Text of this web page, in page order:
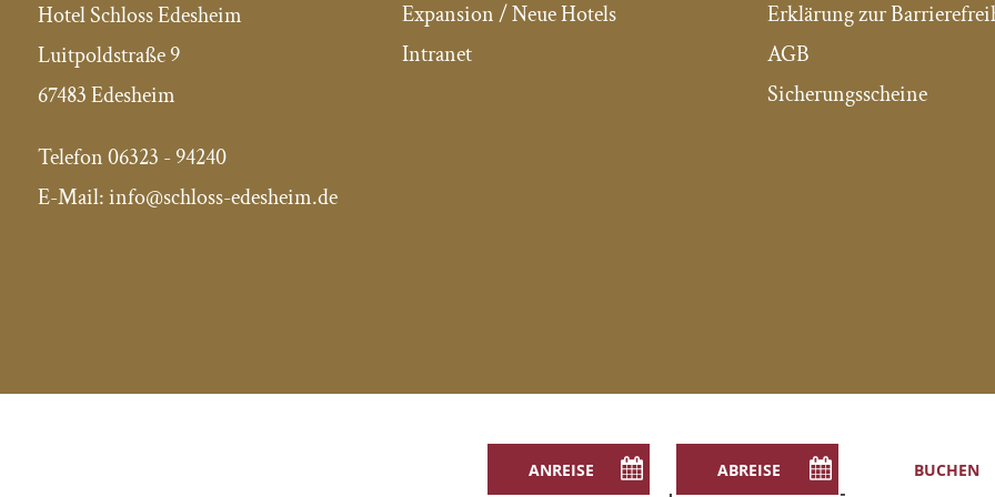
Hotel Schloss Edesheim
Luitpoldstraße 9
67483 Edesheim
Telefon06323 - 94240
E-Mail:info@schloss-edesheim.de
Expansion / Neue Hotels
Intranet
Erklärung zur
AGB
Sicherungsscheine